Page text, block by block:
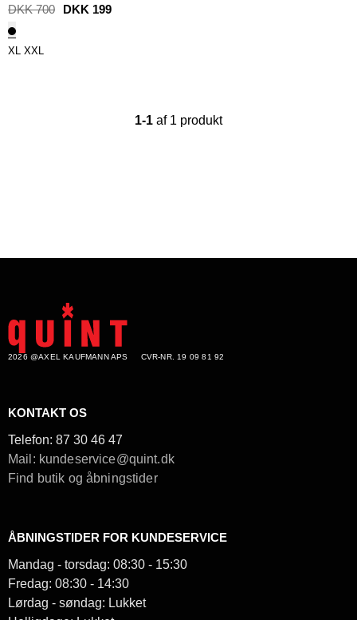
SORT
DKK 700 DKK 199
XL XXL
1-1 af 1 produkt
2026 @AXEL KAUFMANN APS CVR-NR. 19 09 81 92
KONTAKT OS
Telefon: 87 30 46 47
Mail: kundeservice@quint.dk
Find butik og åbningstider
ÅBNINGSTIDER FOR KUNDESERVICE
Mandag - torsdag: 08:30 - 15:30
Fredag: 08:30 - 14:30
Lørdag - søndag: Lukket